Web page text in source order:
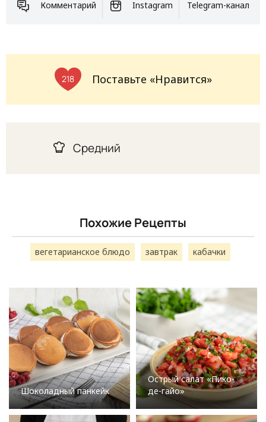
Комментарий Instagram Telegram-канал
218 Поставьте «Нравится»
Средний
Похожие Рецепты
вегетарианское блюдо завтрак кабачки
Шоколадный панкейк
Острый салат «Пико-
де-гайо»